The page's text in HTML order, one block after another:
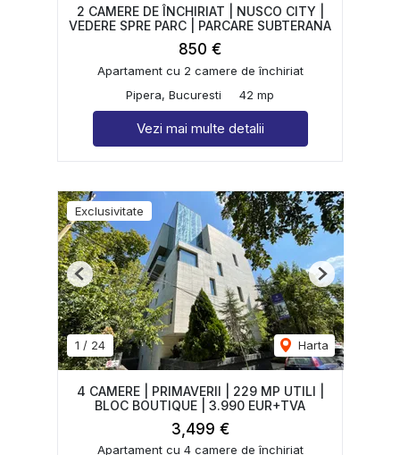
2 CAMERE DE ÎNCHIRIAT | NUSCO CITY |
VEDERE SPRE PARC | PARCARE SUBTERANA
850 €
Apartament cu 2 camere de închiriat
Pipera, Bucuresti
42 mp
Vezi mai multe detalii
Exclusivitate
1 / 24 Harta
Previous Next
4 CAMERE | PRIMAVERII | 229 MP UTILI |
BLOC BOUTIQUE | 3.990 EUR+TVA
3,499 €
Apartament cu 4 camere de închiriat